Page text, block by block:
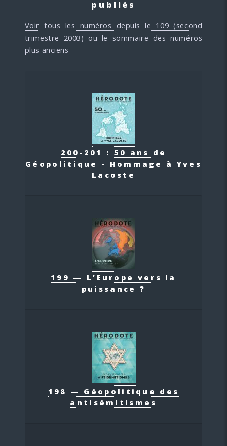
publiés
Voir tous les numéros depuis le 109 (second
trimestre 2003) ou le sommaire des numéros
plus anciens
200-201 : 50 ans de
Géopolitique - Hommage à Yves
Lacoste
199 — L’Europe vers la
puissance ?
198 — Géopolitique des
antisémitismes